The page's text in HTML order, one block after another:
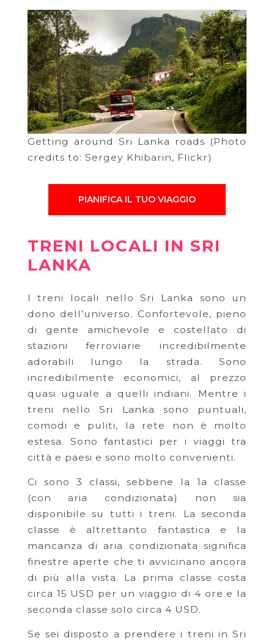
Getting around Sri Lanka roads (Photo
credits to: Sergey Khibarin, Flickr)
PIANIFICA IL TUO VIAGGIO
TRENI LOCALI IN SRI
LANKA
I treni locali nello Sri Lanka sono un
dono dell’universo. Confortevole, pieno
di gente amichevole e costellato di
stazioni ferroviarie incredibilmente
adorabili lungo la strada. Sono
incredibilmente economici, al prezzo
quasi uguale a quelli indiani. Mentre i
treni nello Sri Lanka sono puntuali,
comodi e puliti, la rete non è molto
estesa. Sono fantastici per i viaggi tra
città e paesi e sono molto convenienti.
Ci sono 3 classi, sebbene la 1a classe
(con aria condizionata) non sia
disponibile su tutti i treni. La seconda
classe è altrettanto fantastica e la
mancanza di aria condizionata significa
finestre aperte che ti avvicinano ancora
di più alla vista. La prima classe costa
circa 15 USD per un viaggio di 4 ore e la
seconda classe solo circa 4 USD.
Se sei disposto a prendere i treni in Sri